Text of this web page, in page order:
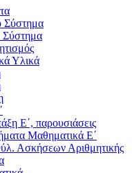
Σύστημα
Σύστημα
Υλικά
Ε΄, παρουσιάσεις
Μαθηματικά Ε΄
Ασκήσεων Αριθμητικής